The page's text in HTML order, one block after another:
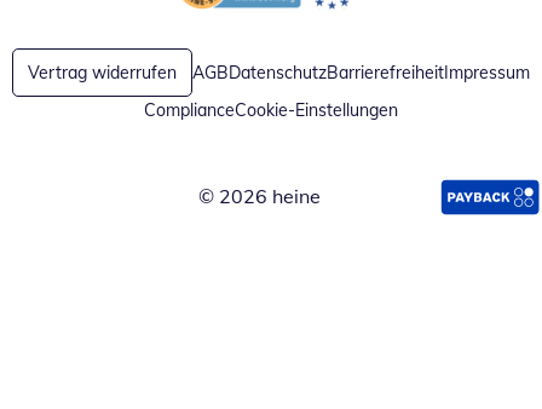
Öffnet in neuem FensterÖffnet in neuem Fenster
Vertrag widerrufen AGBDatenschutzBarrierefreiheitImpressum
ComplianceCookie-Einstellungen
© 2026 heine